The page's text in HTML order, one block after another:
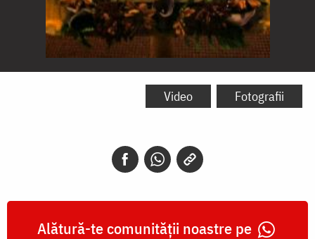
Sfântul
Video Fotografii
Alătură-te comunității noastre pe